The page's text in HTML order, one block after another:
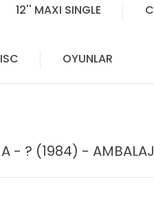
12'' MAXI SINGLE
OYUNLAR
- ? (1984) -